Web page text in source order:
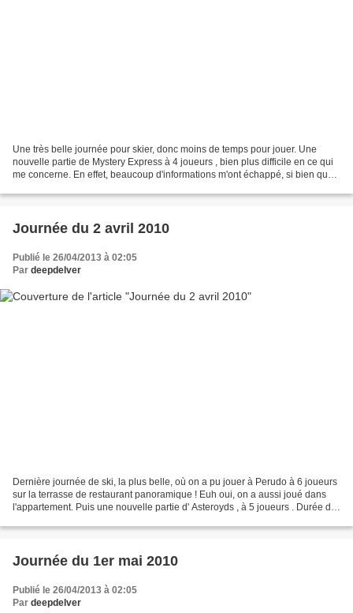
Une très belle journée pour skier, donc moins de temps pour jouer. Une
nouvelle partie de Mystery Express à 4 joueurs , bien plus difficile en ce qui
me concerne. En effet, beaucoup d'informations m'ont échappé, si bien que
Journée du 2 avril 2010
Publié le 26/04/2013 à 02:05
Par deepdelver
Dernière journée de ski, la plus belle, où on a pu jouer à Perudo à 6 joueurs
sur la terrasse de restaurant panoramique ! Euh oui, on a aussi joué dans
l'appartement. Puis une nouvelle partie d' Asteroyds , à 5 joueurs . Durée de
Journée du 1er mai 2010
Publié le 26/04/2013 à 02:05
Par deepdelver